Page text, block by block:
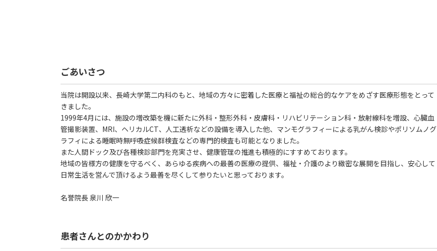
ごあいさつ
当院は開設以来、長崎大学第二内科のもと、地域の方々に密着した医療と福祉の総合的なケアをめざす医療形態をとって
きました。
1999年4月には、施設の増改築を機に新たに外科・整形外科・皮膚科・リハビリテーション科・放射線科を増設、心臓血
管撮影装置、MRI、ヘリカルCT、人工透析などの設備を導入した他、マンモグラフィーによる乳がん検診やポリソムノグ
ラフィによる睡眠時無呼吸症候群検査などの専門的検査も可能となりました。
また人間ドック及び各種検診部門を充実させ、健康管理の推進も積極的にすすめております。
地域の皆様方の健康を守るべく、あらゆる疾病への最善の医療の提供、福祉・介護のより緻密な展開を目指し、安心して
日常生活を営んで頂けるよう最善を尽くして参りたいと思っております。
名誉院長 泉川 欣一
患者さんとのかかわり